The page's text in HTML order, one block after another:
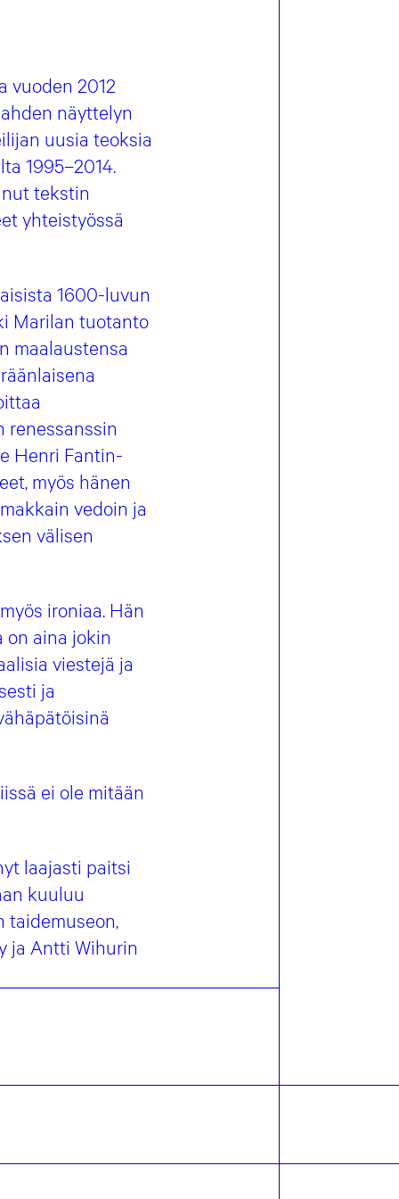
vuoden 2012
näyttelyn
uusia teoksia
1995–2014.
tekstin
yhteistyössä
1600-luvun
Marilan tuotanto
maalaustensa
renessanssin
Henri Fantin-
myös hänen
vedoin ja
välisen
ironiaa. Hän
aina jokin
viestejä ja
ja
ei ole mitään
laajasti paitsi
kuuluu
taidemuseon,
ja Antti Wihurin